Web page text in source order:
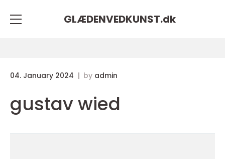
GLÆDENVEDKUNST.dk
04. January 2024 by admin
gustav wied